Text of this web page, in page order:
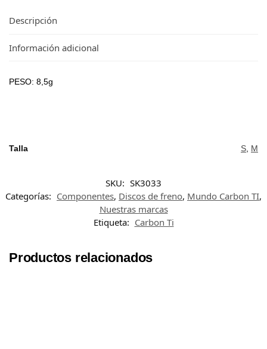
Descripción
Información adicional
PESO: 8,5g
Talla S, M
SKU: SK3033
Categorías: Componentes, Discos de freno, Mundo Carbon TI,
Nuestras marcas
Etiqueta: Carbon Ti
Productos relacionados